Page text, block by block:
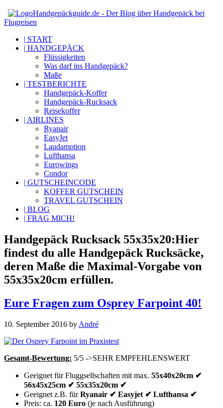
Handgepäckguide.de - Der Blog über Handgepäck bei
Flugreisen
| START
| HANDGEPÄCK
Flüssigkeiten
Was darf ins Handgepäck?
Maße
| TESTBERICHTE
Handgepäck-Koffer
Handgepäck-Rucksack
Reisekoffer
| AIRLINES
Ryanair
EasyJet
Laudamotion
Lufthansa
Eurowings
Condor
| GUTSCHEINCODE
KOFFER GUTSCHEIN
TRAVEL GUTSCHEIN
| BLOG
| FRAG MICH!
Handgepäck Rucksack 55x35x20:Hier
findest du alle Handgepäck Rucksäcke,
deren Maße die Maximal-Vorgabe von
55x35x20cm erfüllen.
Eure Fragen zum Osprey Farpoint 40!
10. September 2016 by André
Gesamt-Bewertung: 5/5 ->SEHR EMPFEHLENSWERT
Geeignet für Fluggsellschaften mit max. 55x40x20cm ✔
56x45x25cm ✔ 55x35x20cm ✔
Geeignet z.B. fürRyanair ✔ Easyjet ✔ Lufthansa ✔
Preis: ca. 120 Euro (je nach Ausführung)